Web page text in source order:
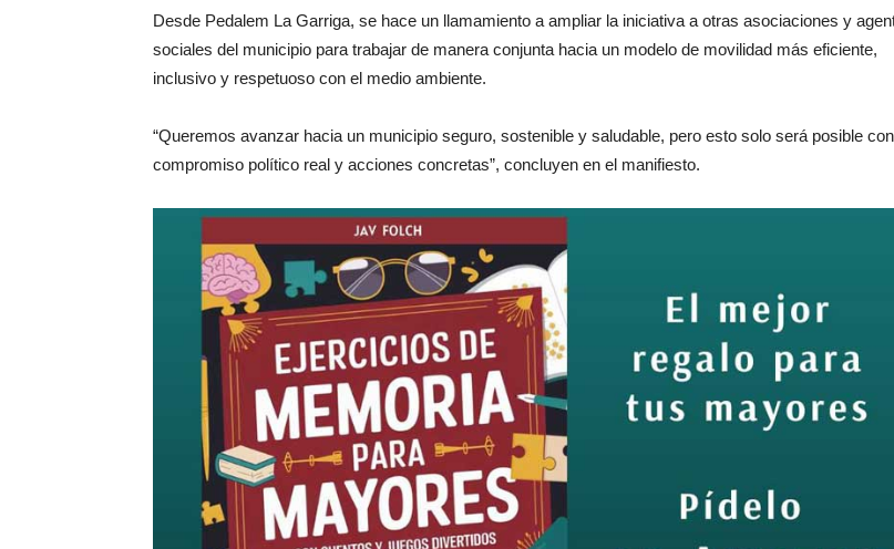
Desde Pedalem La Garriga, se hace un llamamiento a ampliar la iniciativa a otras asociaciones y
sociales del municipio para trabajar de manera conjunta hacia un modelo de movilidad más eficiente,
inclusivo y respetuoso con el medio ambiente.
“Queremos avanzar hacia un municipio seguro, sostenible y saludable, pero esto solo será posible
compromiso político real y acciones concretas”, concluyen en el manifiesto.